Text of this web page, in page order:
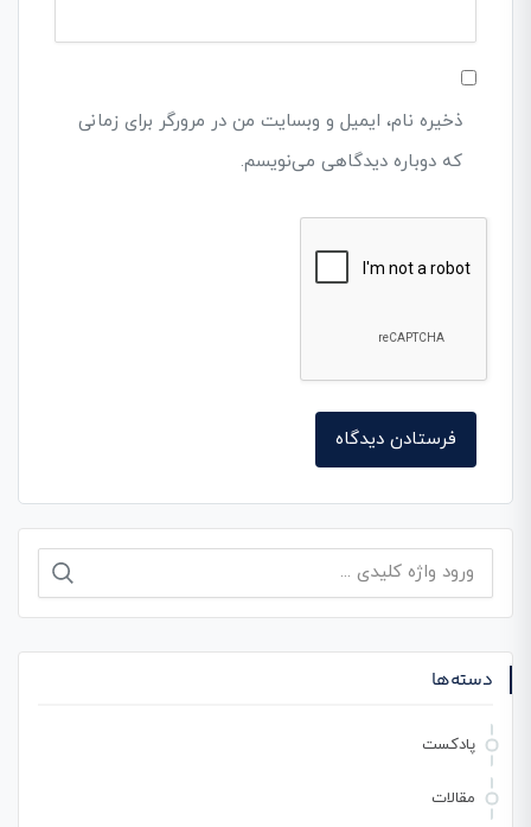
ذخیره نام، ایمیل و وبسایت من در مرورگر برای زمانی
که دوباره دیدگاهی می‌نویسم.
جستجو
دسته‌ها
پادکست
مقالات